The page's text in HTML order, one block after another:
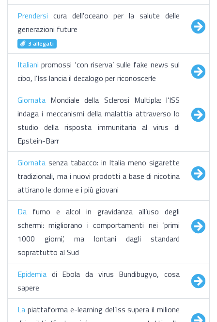
Prendersi cura dell'oceano per la salute delle
generazioni future
3 allegati
Italiani promossi ‘con riserva’ sulle fake news sul
cibo, l’Iss lancia il decalogo per riconoscerle
Giornata Mondiale della Sclerosi Multipla: l’ISS
indaga i meccanismi della malattia attraverso lo
studio della risposta immunitaria al virus di
Epstein-Barr
Giornata senza tabacco: in Italia meno sigarette
tradizionali, ma i nuovi prodotti a base di nicotina
attirano le donne e i più giovani
Da fumo e alcol in gravidanza all’uso degli
schermi: migliorano i comportamenti nei ‘primi
1000 giorni’, ma lontani dagli standard
soprattutto al Sud
Epidemia di Ebola da virus Bundibugyo, cosa
sapere
La piattaforma e-learning del’Iss supera il milione